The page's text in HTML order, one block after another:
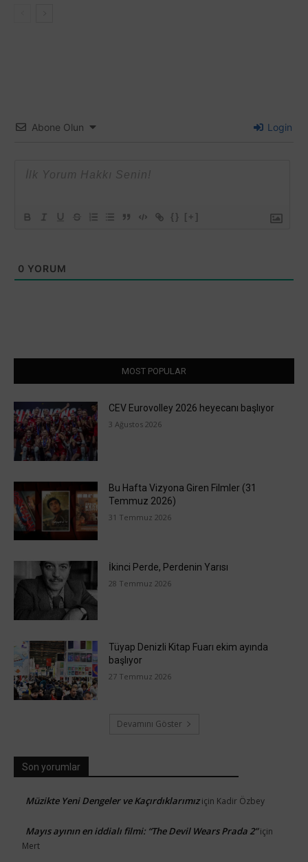
Abone Olun Login
{} [+]
0 YORUM
MOST POPULAR
CEV Eurovolley 2026 heyecanı başlıyor
3 Ağustos 2026
Bu Hafta Vizyona Giren Filmler (31
Temmuz 2026)
31 Temmuz 2026
İkinci Perde, Perdenin Yarısı
28 Temmuz 2026
Tüyap Denizli Kitap Fuarı ekim ayında
başlıyor
27 Temmuz 2026
Devamını Göster
Son yorumlar
Müzikte Yeni Dengeler ve Kaçırdıklarımıziçin Kadir Özbey
Mayıs ayının en iddialı filmi: “The Devil Wears Prada 2”için
Mert